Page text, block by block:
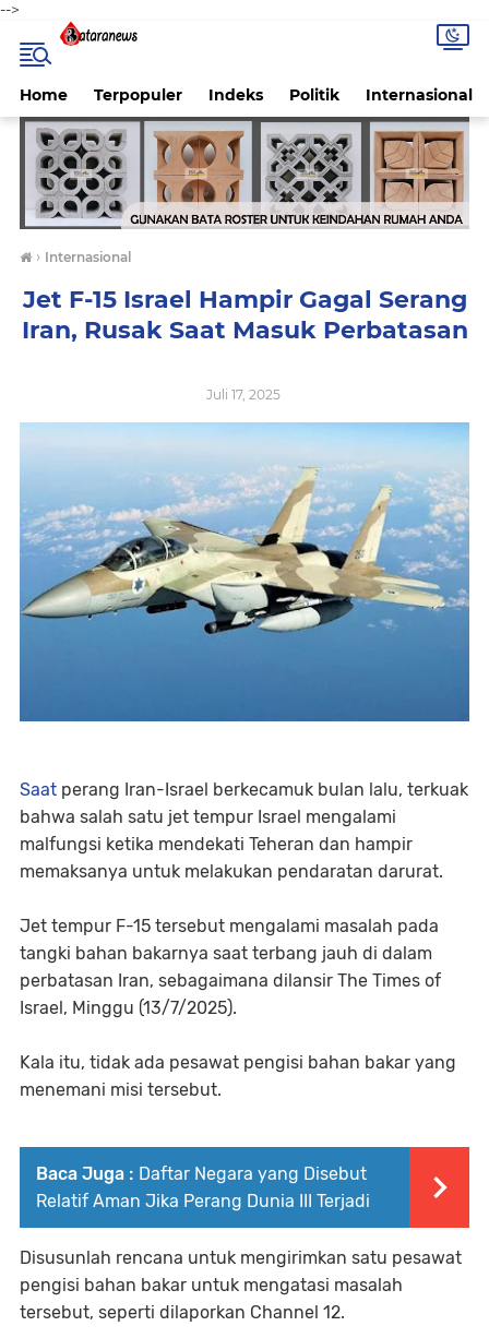
-->
Home Terpopuler Indeks Politik Internasional
› Internasional
Jet F-15 Israel Hampir Gagal Serang
Iran, Rusak Saat Masuk Perbatasan
Juli 17, 2025
Saat perang Iran-Israel berkecamuk bulan lalu, terkuak
bahwa salah satu jet tempur Israel mengalami
malfungsi ketika mendekati Teheran dan hampir
memaksanya untuk melakukan pendaratan darurat.
Jet tempur F-15 tersebut mengalami masalah pada
tangki bahan bakarnya saat terbang jauh di dalam
perbatasan Iran, sebagaimana dilansir The Times of
Israel, Minggu (13/7/2025).
Kala itu, tidak ada pesawat pengisi bahan bakar yang
menemani misi tersebut.
Baca Juga : Daftar Negara yang Disebut
Relatif Aman Jika Perang Dunia III Terjadi
Disusunlah rencana untuk mengirimkan satu pesawat
pengisi bahan bakar untuk mengatasi masalah
tersebut, seperti dilaporkan Channel 12.